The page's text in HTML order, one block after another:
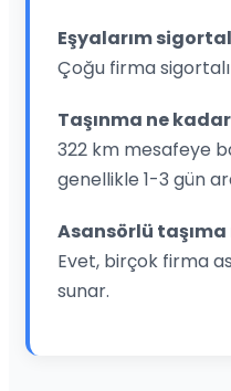
Eşyalarım
Çoğu firma
Taşınma ne
322 km mesafeye
genellikle 1-3 gün
Asansörlü
Evet, birçok firma
sunar.